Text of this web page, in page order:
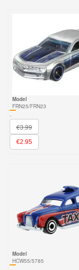
Model
FRN25/FRN23
-
€3.99
€2.95
Model
HCW55/5785